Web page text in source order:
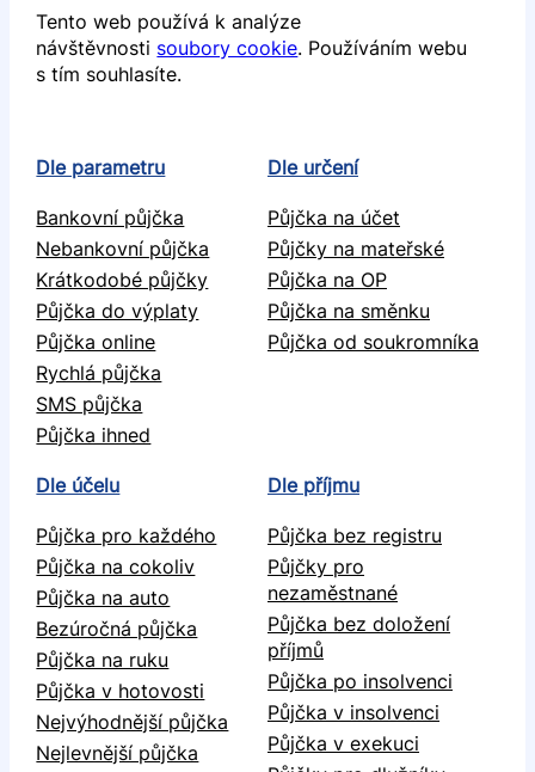
Tento web používá k analýze
návštěvnosti soubory cookie. Používáním webu
s tím souhlasíte.
Dle parametru
Bankovní půjčka
Nebankovní půjčka
Krátkodobé půjčky
Půjčka do výplaty
Půjčka online
Rychlá půjčka
SMS půjčka
Půjčka ihned
Dle určení
Půjčka na účet
Půjčky na mateřské
Půjčka na OP
Půjčka na směnku
Půjčka od soukromníka
Dle účelu
Půjčka pro každého
Půjčka na cokoliv
Půjčka na auto
Bezúročná půjčka
Půjčka na ruku
Půjčka v hotovosti
Nejvýhodnější půjčka
Nejlevnější půjčka
Dle příjmu
Půjčka bez registru
Půjčky pro
nezaměstnané
Půjčka bez doložení
příjmů
Půjčka po insolvenci
Půjčka v insolvenci
Půjčka v exekuci